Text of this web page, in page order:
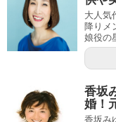
大人気
降りメ
娘役の
香坂
婚！
香坂み